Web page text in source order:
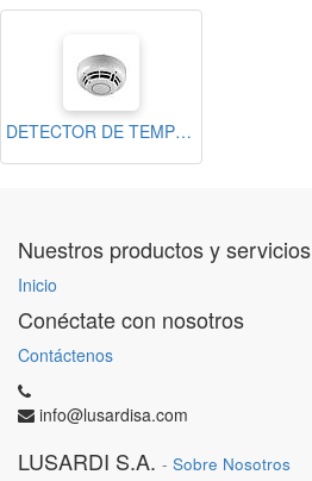
DETECTOR DE TEMPERATURA DIRECCIONABLE
Nuestros productos y servicios
Inicio
Conéctate con nosotros
Contáctenos
info@lusardisa.com
LUSARDI S.A. - Sobre Nosotros